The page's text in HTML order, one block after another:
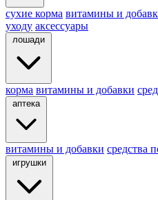
сухие корма витамины и
уходу аксессуары
лошади
корма витамины и добавки
аптека
витамины и добавки средства
игрушки